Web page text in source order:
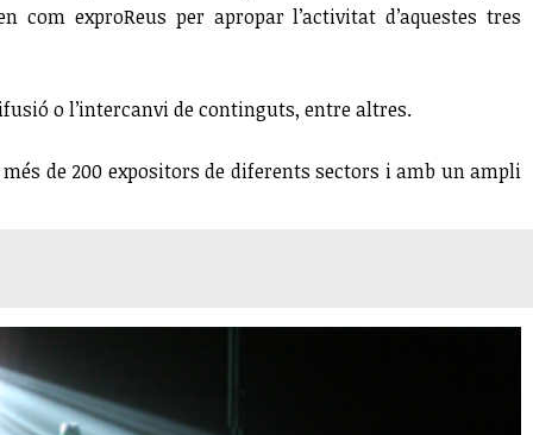
exproReus per apropar l’activitat d’aquestes tres
o l’intercanvi de continguts, entre altres.
de 200 expositors de diferents sectors i amb un ampli